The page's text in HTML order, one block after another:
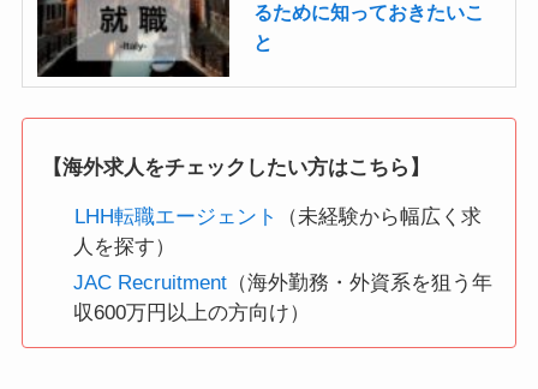
るために知っておきたいこ
と
【海外求人をチェックしたい方はこちら】
LHH転職エージェント
（未経験から幅広く求
人を探す）
JAC Recruitment （海外勤務・外資系を狙う年
収600万円以上の方向け）